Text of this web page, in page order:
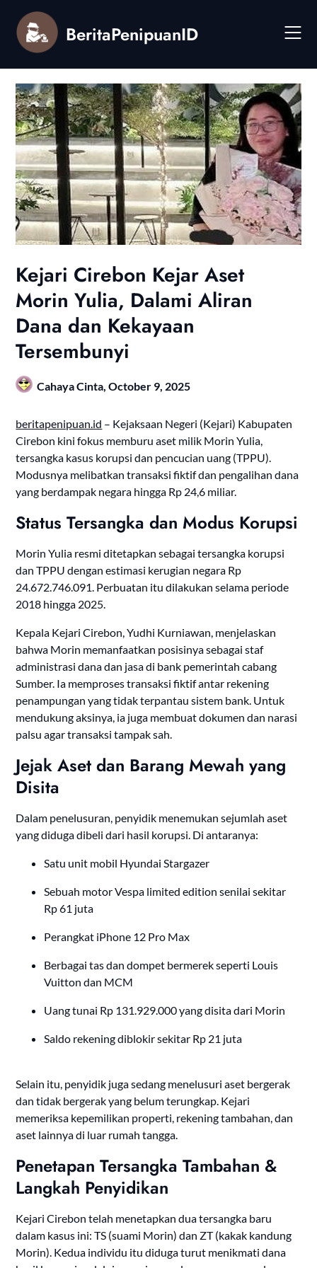
content
BeritaPenipuanID
Kejari Cirebon Kejar Aset
Morin Yulia, Dalami Aliran
Dana dan Kekayaan
Tersembunyi
Cahaya Cinta,October 9, 2025
beritapenipuan.id – Kejaksaan Negeri (Kejari) Kabupaten
Cirebon kini fokus memburu aset milik Morin Yulia,
tersangka kasus korupsi dan pencucian uang (TPPU).
Modusnya melibatkan transaksi fiktif dan pengalihan dana
yang berdampak negara hingga Rp 24,6 miliar.
Status Tersangka dan Modus Korupsi
Morin Yulia resmi ditetapkan sebagai tersangka korupsi
dan TPPU dengan estimasi kerugian negara Rp
24.672.746.091. Perbuatan itu dilakukan selama periode
2018 hingga 2025.
Kepala Kejari Cirebon, Yudhi Kurniawan, menjelaskan
bahwa Morin memanfaatkan posisinya sebagai staf
administrasi dana dan jasa di bank pemerintah cabang
Sumber. Ia memproses transaksi fiktif antar rekening
penampungan yang tidak terpantau sistem bank. Untuk
mendukung aksinya, ia juga membuat dokumen dan narasi
palsu agar transaksi tampak sah.
Jejak Aset dan Barang Mewah yang
Disita
Dalam penelusuran, penyidik menemukan sejumlah aset
yang diduga dibeli dari hasil korupsi. Di antaranya:
Satu unit mobil Hyundai Stargazer
Sebuah motor Vespa limited edition senilai sekitar
Rp 61 juta
Perangkat iPhone 12 Pro Max
Berbagai tas dan dompet bermerek seperti Louis
Vuitton dan MCM
Uang tunai Rp 131.929.000 yang disita dari Morin
Saldo rekening diblokir sekitar Rp 21 juta
Selain itu, penyidik juga sedang menelusuri aset bergerak
dan tidak bergerak yang belum terungkap. Kejari
memeriksa kepemilikan properti, rekening tambahan, dan
aset lainnya di luar rumah tangga.
Penetapan Tersangka Tambahan &
Langkah Penyidikan
Kejari Cirebon telah menetapkan dua tersangka baru
dalam kasus ini: TS (suami Morin) dan ZT (kakak kandung
Morin). Kedua individu itu diduga turut menikmati dana